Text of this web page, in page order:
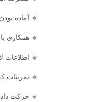
🔹 آماده
🔹 همکاری
🔹 اطلاعات
🔹 تمرینات
🔹 حرکت